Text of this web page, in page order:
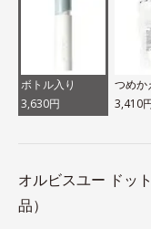
ボトル入り
3,630円
つめか
3,410
オルビスユー ドッ
品）